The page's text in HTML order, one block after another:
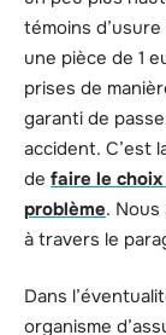
témoins
une pièce de 1
prises de
garanti de
accident. C’est
de faire le choix
problème.
à travers le
Dans
organisme